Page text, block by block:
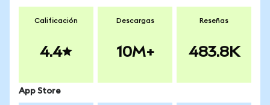
Calificación
4.4
Descargas
10M+
Reseñas
483.8K
App Store